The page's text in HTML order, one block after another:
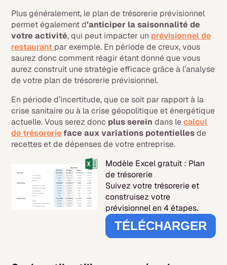
Plus généralement, le plan de trésorerie prévisionnel
permet également d’anticiper la saisonnalité de
votre activité, qui peut impacter un prévisionnel de
restaurant par exemple. En période de creux, vous
saurez donc comment réagir étant donné que vous
aurez construit une stratégie efficace grâce à l’analyse
de votre plan de trésorerie prévisionnel.
En période d’incertitude, que ce soit par rapport à la
crise sanitaire ou à la crise géopolitique et énergétique
actuelle. Vous serez donc plus sereindans lecalcul
de trésorerieface aux variations potentiellesde
recettes et de dépenses de votre entreprise.
Modèle Excel gratuit : Plan
de trésorerie
Suivez votre trésorerie et
construisez votre
prévisionnel en 4 étapes.
TÉLÉCHARGER